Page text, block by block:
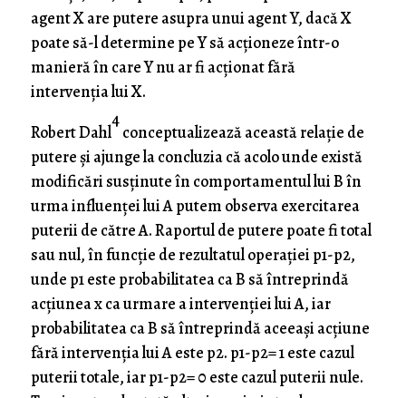
agent X are putere asupra unui agent Y, dacă X
poate să-l determine pe Y să acţioneze într-o
manieră în care Y nu ar fi acţionat fără
intervenţia lui X.
Robert Dahl
4
conceptualizează această relaţie de
putere şi ajunge la concluzia că acolo unde există
modificări susţinute în comportamentul lui B în
urma influenţei lui A putem observa exercitarea
puterii de către A. Raportul de putere poate fi total
sau nul, în funcţie de rezultatul operaţiei p1-p2,
unde p1 este probabilitatea ca B să întreprindă
acţiunea x ca urmare a intervenţiei lui A, iar
probabilitatea ca B să întreprindă aceeaşi acţiune
fără intervenţia lui A este p2. p1-p2= 1 este cazul
puterii totale, iar p1-p2= 0 este cazul puterii nule.